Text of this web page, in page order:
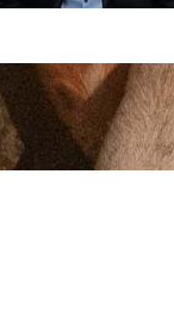
clair » : ce
partout en
magasins